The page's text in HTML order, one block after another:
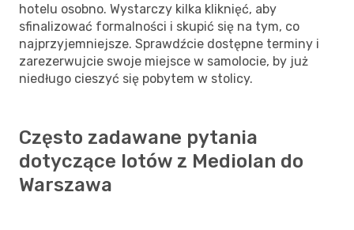
hotelu osobno. Wystarczy kilka kliknięć, aby
sfinalizować formalności i skupić się na tym, co
najprzyjemniejsze. Sprawdźcie dostępne terminy i
zarezerwujcie swoje miejsce w samolocie, by już
niedługo cieszyć się pobytem w stolicy.
Często zadawane pytania
dotyczące lotów z Mediolan do
Warszawa